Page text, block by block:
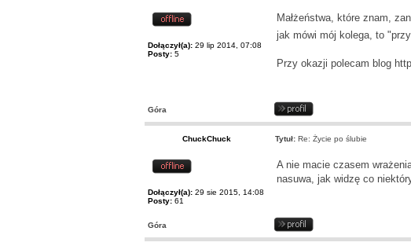
Dołączył(a): 29 lip 2014, 07:08
Posty: 5
Małżeństwa, które znam,
jak mówi mój kolega, to
Przy okazji polecam blog
Góra
ChuckChuck Tytuł: Re: Życie po ślubie
Dołączył(a): 29 sie 2015, 14:08
Posty: 61
A nie macie czasem
nasuwa, jak widzę co
Góra